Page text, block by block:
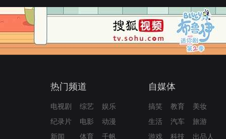
热门频道
电视剧 综艺
娱乐
纪录片
电影
动漫
新闻
体育 千帆
自媒体
搞笑 教育
美妆
生活
汽车
旅游
游戏
科技 出品人